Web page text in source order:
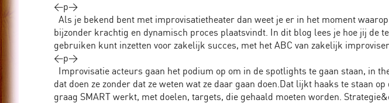
<p>
Als je bekend bent met improvisatietheater dan weet je er in het moment
bijzonder krachtig en dynamisch proces plaatsvindt. In dit blog lees je hoe jij de
gebruiken kunt inzetten voor zakelijk succes, met het ABC van zakelijk
<p>
Improvisatie acteurs gaan het podium op om in de spotlights te gaan staan, in
dat doen ze zonder dat ze weten wat ze daar gaan doen.Dat lijkt haaks te staan
graag SMART werkt, met doelen, targets, die gehaald moeten worden.
Improvisatie
Algemeen